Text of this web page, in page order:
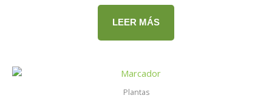
LEER MÁS
Plantas